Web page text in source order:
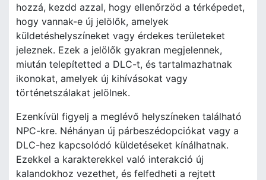
hozzá, kezdd azzal, hogy ellenőrzöd a térképedet,
hogy vannak-e új jelölők, amelyek
küldetéshelyszíneket vagy érdekes területeket
jeleznek. Ezek a jelölők gyakran megjelennek,
miután telepítetted a DLC-t, és tartalmazhatnak
ikonokat, amelyek új kihívásokat vagy
történetszálakat jelölnek.
Ezenkívül figyelj a meglévő helyszíneken található
NPC-kre. Néhányan új párbeszédopciókat vagy a
DLC-hez kapcsolódó küldetéseket kínálhatnak.
Ezekkel a karakterekkel való interakció új
kalandokhoz vezethet, és felfedheti a rejtett